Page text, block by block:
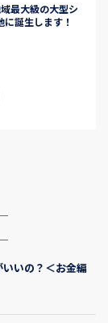
最大級の大型シ
誕生します！
いの？＜お金編